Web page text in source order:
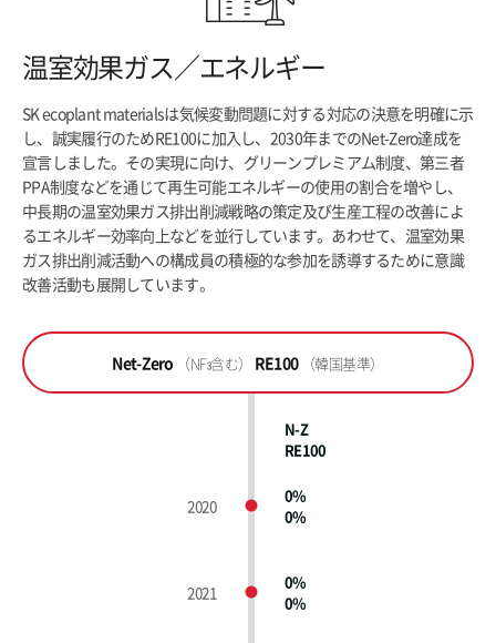
温室効果ガス／エネルギー
SK ecoplant materialsは気候変動問題に対する対応の決意を明確に示
し、誠実履行のためRE100に加入し、2030年までのNet-Zero達成を
宣言しました。その実現に向け、グリーンプレミアム制度、第三者
PPA制度などを通じて再生可能エネルギーの使用の割合を増やし、
中長期の温室効果ガス排出削減戦略の策定及び生産工程の改善によ
るエネルギー効率向上などを並行しています。あわせて、温室効果
ガス排出削減活動への構成員の積極的な参加を誘導するために意識
改善活動も展開しています。
Net-Zero （NF3含む） RE100 （韓国基準）
2020
N-Z
0%
RE100
0%
2021
0%
0%